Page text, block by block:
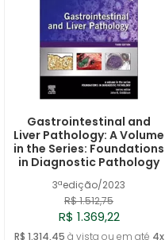
3ªedição/2023
Gastrointestinal and
Liver Pathology: A Volume
in the Series: Foundations
in Diagnostic Pathology
R$ 1.512,75
R$ 1.369,22
R$ 1.314,45 à vista ou em até 4x